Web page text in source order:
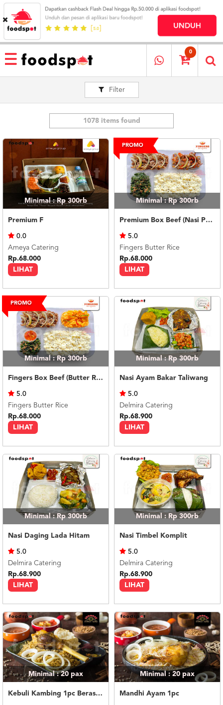
HOME
MENU
RESTAURANT
MEREKA
KATALOG
LOYALTY
PROGRAM
FAQ
ABOUT
BLOG
TERMS
CALL
CENTER
5091
LOGIN
DAFTAR
0
Filter
1078 items found
Minimal : Rp 300rb
Premium F
LIHAT
0.0
Ameya Catering
Rp.68.000
Minimal : Rp 300rb
Premium Box Beef (Nasi Putih)
LIHAT
5.0
Fingers Butter Rice
Rp.68.000
Minimal : Rp 300rb
Fingers Box Beef (Butter Rice)
LIHAT
5.0
Fingers Butter Rice
Rp.68.000
Minimal : Rp 300rb
Nasi Ayam Bakar Taliwang
LIHAT
5.0
Delmira Catering
Rp.68.900
Minimal : Rp 300rb
Nasi Daging Lada Hitam
LIHAT
5.0
Delmira Catering
Rp.68.900
Minimal : Rp 300rb
Nasi Timbel Komplit
LIHAT
5.0
Delmira Catering
Rp.68.900
Minimal : 20 pax
Kebuli Kambing 1pc Beras Basmati
Minimal : 20 pax
Mandhi Ayam 1pc